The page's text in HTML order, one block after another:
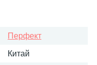
Перфект
Китай